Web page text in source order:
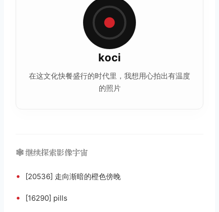
koci
在这文化快餐盛行的时代里，我想用心拍出有温度
的照片
🕸️ 继续探索影像宇宙
• [20536] 走向渐暗的橙色傍晚
• [16290] pills